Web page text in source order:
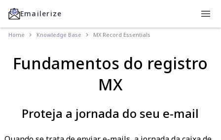
Emailerize
Home Knowledge Base MX Record Essentials
Fundamentos do registro
MX
Proteja a jornada do seu e-mail